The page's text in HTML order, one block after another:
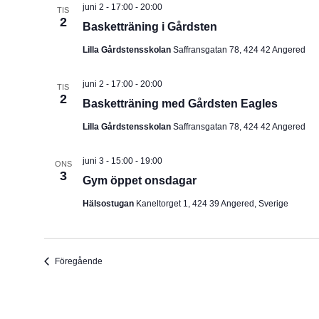
TIS
2 Basketträning i Gårdsten
juni 2 - 17:00- 20:00
Lilla Gårdstensskolan Saffransgatan 78, 424 42 Angered
TIS
2 Basketträning med Gårdsten Eagles
juni 2 - 17:00- 20:00
Lilla Gårdstensskolan Saffransgatan 78, 424 42 Angered
ONS
3 Gym öppet onsdagar
juni 3 - 15:00- 19:00
Hälsostugan Kaneltorget 1, 424 39 Angered, Sverige
FöregåendeEvenemang